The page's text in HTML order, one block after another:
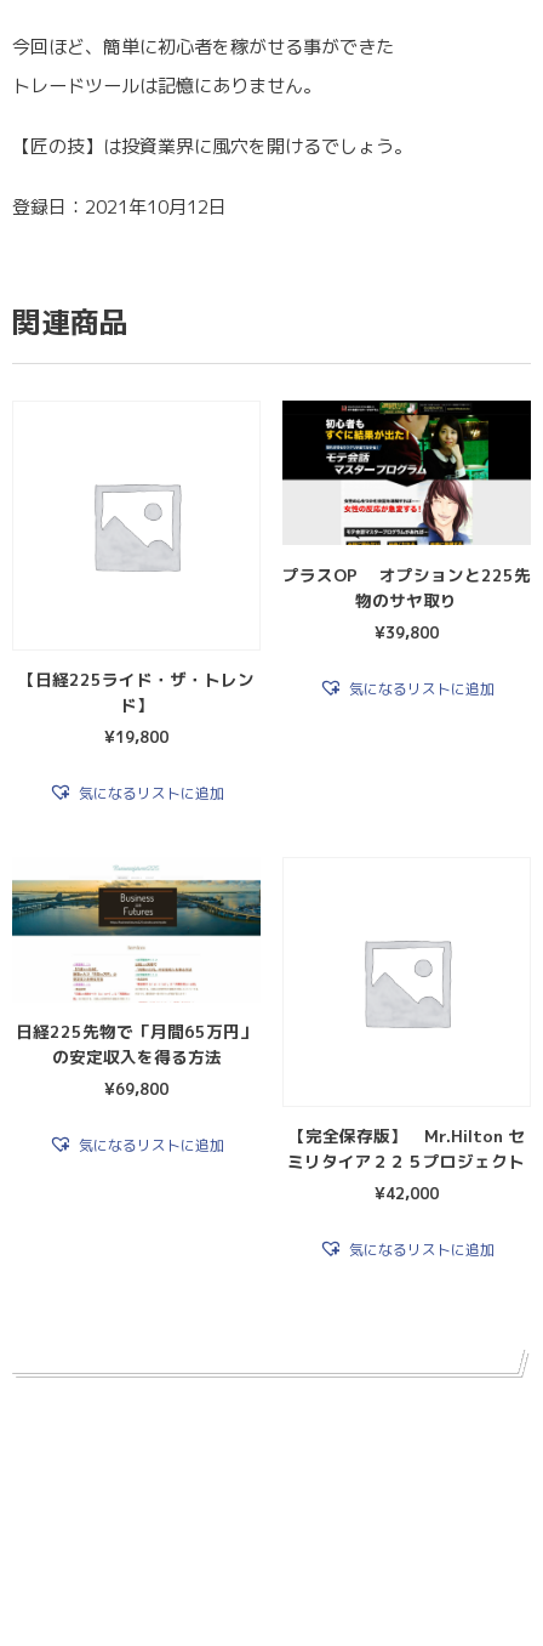
今回ほど、簡単に初心者を稼がせる事ができた
トレードツールは記憶にありません。
【匠の技】は投資業界に風穴を開けるでしょう。
登録日：2021年10月12日
関連商品
【日経225ライド・ザ・トレン
ド】
¥19,800
気になるリストに追加
プラスOP オプションと225先
物のサヤ取り
¥39,800
気になるリストに追加
日経225先物で「月間65万円」
の安定収入を得る方法
¥69,800
気になるリストに追加
【完全保存版】 Mr.Hilton セ
ミリタイア２２５プロジェクト
¥42,000
気になるリストに追加